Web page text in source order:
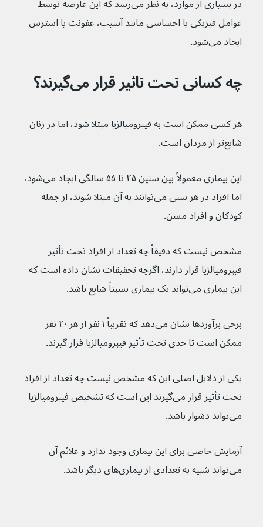
در بسیاری از موارد، به نظر می‌رسد که این عارضه توسط
عوامل فیزیکی یا احساسی مانند آسیب، عفونت یا استرس
ایجاد می‌شود.
چه کسانی تحت تاثیر قرار می‌گیرند؟
هر کسی ممکن است به فیبرومیالژیا مبتلا شود، اما در زنان
شایع‌تر از مردان است.
این بیماری معمولاً بین سنین ۲۵ تا ۵۵ سالگی ایجاد می‌شود،
اما افراد در هر سنی می‌توانند به آن مبتلا شوند، از جمله
کودکان و افراد مسن.
مشخص نیست که دقیقاً چه تعداد از افراد تحت تأثیر
فیبرومیالژیا قرار دارند، اگرچه تحقیقات نشان داده است که
این بیماری می‌تواند یک بیماری نسبتاً شایع باشد.
برخی برآوردها نشان می‌دهد که تقریباً ۱ نفر از هر ۲۰ نفر
ممکن است تا حدی تحت تأثیر فیبرومیالژیا قرار گیرند.
یکی از دلایل اصلی این که مشخص نیست چه تعداد از افراد
تحت تأثیر قرار می‌گیرند این است که تشخیص فیبرومیالژیا
می‌تواند دشوار باشد.
آزمایش خاصی برای این بیماری وجود ندارد و علائم آن
می‌تواند شبیه به تعدادی از بیماری‌های دیگر باشد.